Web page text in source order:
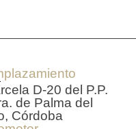
D-20 del P.P.
de Palma del
Córdoba